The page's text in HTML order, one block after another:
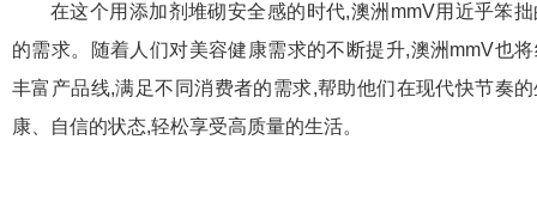
在这个用添加剂堆砌安全感的时代,澳洲mmV用近乎笨
的需求。随着人们对美容健康需求的不断提升,澳洲mmV也
丰富产品线,满足不同消费者的需求,帮助他们在现代快节奏
康、自信的状态,轻松享受高质量的生活。